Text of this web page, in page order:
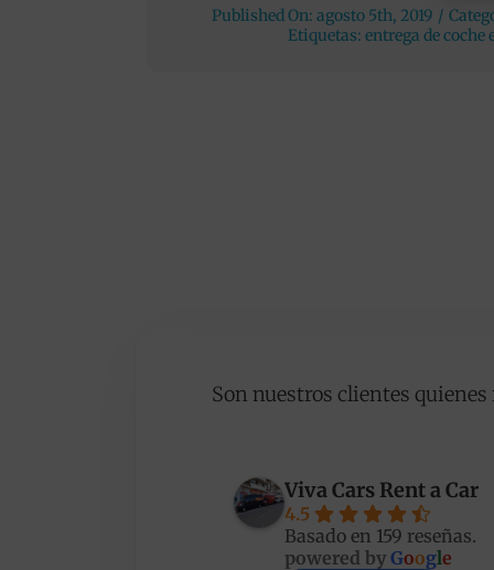
Published On: agosto 5th, 2019 /
Etiquetas:entrega de coche
Son nuestros clientes
Viva Cars Rent a Car
4.5
Basado en 159 reseñas.
powered by Google